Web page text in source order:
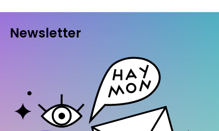
Newsletter